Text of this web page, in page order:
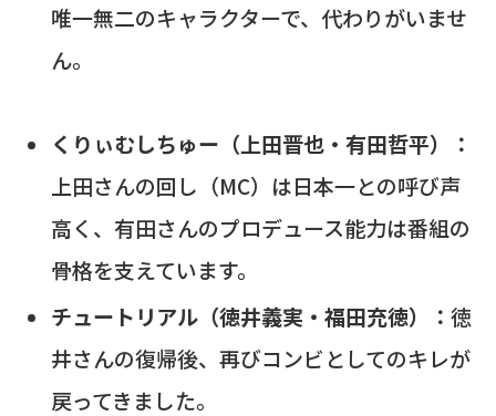
唯一無二のキャラクターで、代わりがいませ
ん。
くりぃむしちゅー（上田晋也・有田哲平）：
上田さんの回し（MC）は日本一との呼び声
高く、有田さんのプロデュース能力は番組の
骨格を支えています。
チュートリアル（徳井義実・福田充徳）： 徳
井さんの復帰後、再びコンビとしてのキレが
戻ってきました。